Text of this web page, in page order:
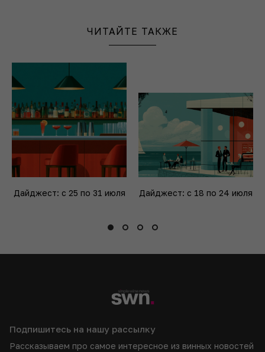
ЧИТАЙТЕ ТАКЖЕ
Дайджест: с 25 по 31 июля Дайджест: с 18 по 24 июля
Подпишитесь на нашу рассылку
Рассказываем про самое интересное из винных новостей